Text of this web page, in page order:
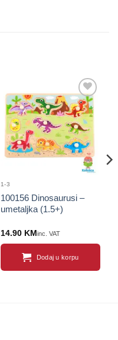
Sačuvaj
proizvod
1-3
100156 Dinosaurusi –
umetaljka (1.5+)
14.90 KM inc. VAT
Dodaj u korpu